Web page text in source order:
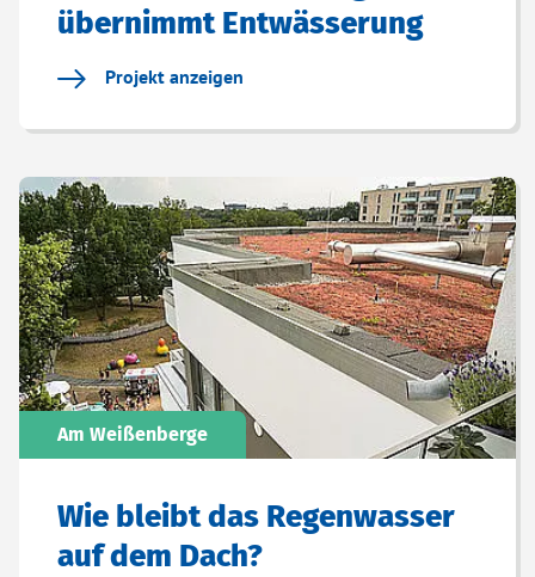
übernimmt Entwässerung
Projekt anzeigen
Am Weißenberge
Wie bleibt das Regenwasser
auf dem Dach?